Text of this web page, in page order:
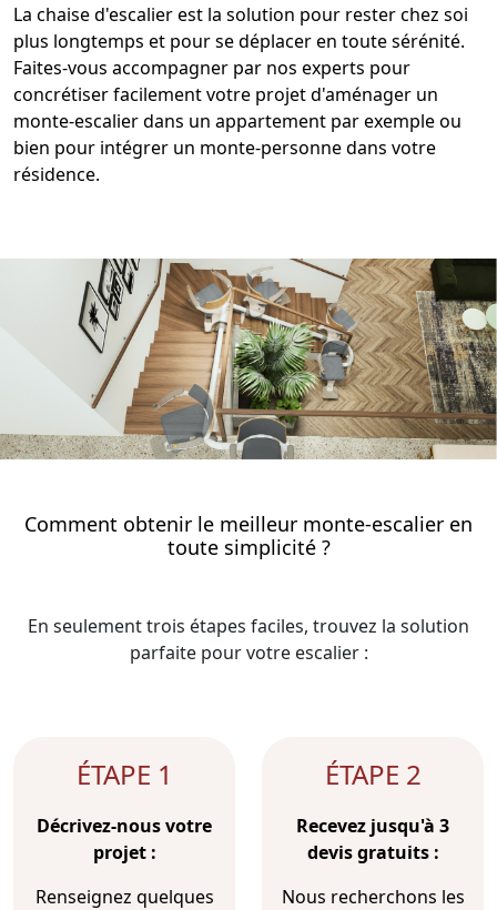
La chaise d'escalierest la solution pour rester chez soi
plus longtemps et pour se déplacer en toute sérénité.
Faites-vous accompagner par nos experts pour
concrétiser facilement votre projet d'aménager un
monte-escalier dans un appartement par exemple ou
bien pour intégrer un monte-personne dans votre
résidence.
Comment obtenir le meilleur monte-escalier en
toute simplicité ?
En seulement trois étapes faciles, trouvez la solution
parfaite pour votre escalier :
ÉTAPE 1
Décrivez-nous votre
projet :
Renseignez quelques
ÉTAPE 2
Recevez jusqu'à 3
devis gratuits :
Nous recherchons les